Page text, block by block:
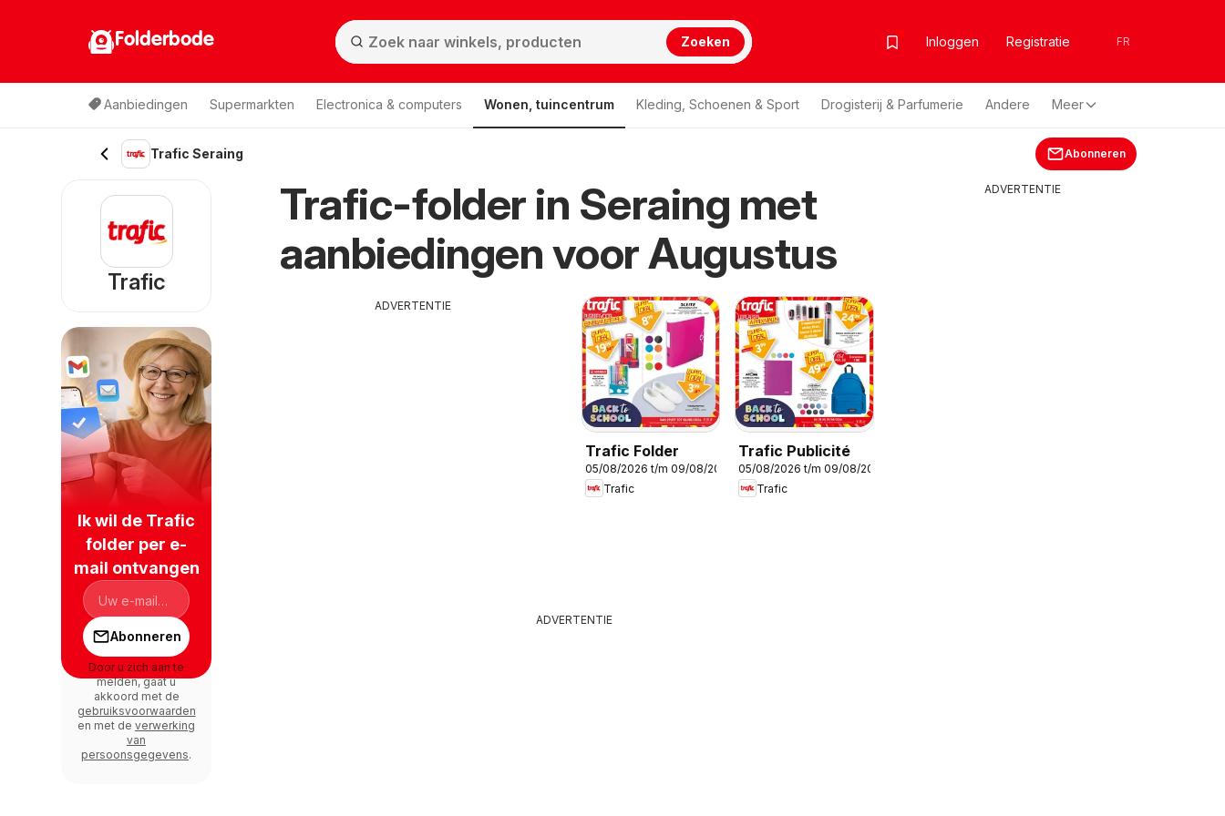
Folderbode Zoeken Inloggen Registratie FR
Aanbiedingen Supermarkten Electronica & computers Wonen, tuincentrum Kleding, Schoenen & Sport Drogisterij & Parfumerie Andere Meer
Trafic Seraing Abonneren
Trafic-folder in Seraing met
aanbiedingen voor Augustus
ADVERTENTIE
Trafic Folder
05/08/2026 t/m 09/08/2026
Trafic
Trafic Publicité
05/08/2026 t/m 09/08/2026
Trafic
ADVERTENTIE
Trafic
Ik wil de Trafic
folder per e-
mail ontvangen
Abonneren
Door u zich aan te
melden, gaat u
akkoord met de
gebruiksvoorwaarden
en met de verwerking
van
persoonsgegevens.
ADVERTENTIE